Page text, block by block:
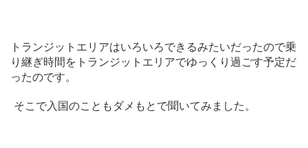
トランジットエリアはいろいろできるみたいだったので乗
り継ぎ時間をトランジットエリアでゆっくり過ごす予定だ
ったのです。
そこで入国のこともダメもとで聞いてみました。